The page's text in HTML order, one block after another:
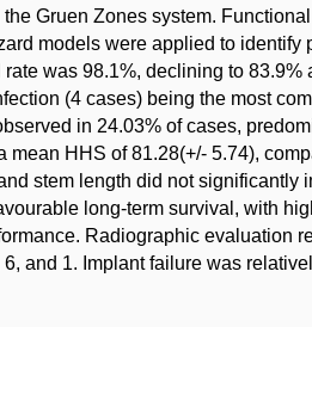
Gruen Zones system.
models were applied to
was 98.1%, declining to
(4 cases) being the most
in 24.03% of cases,
mean HHS of 81.28(+/- 5.74),
stem length did not
long-term survival, with
Radiographic evaluation
and 1. Implant failure was